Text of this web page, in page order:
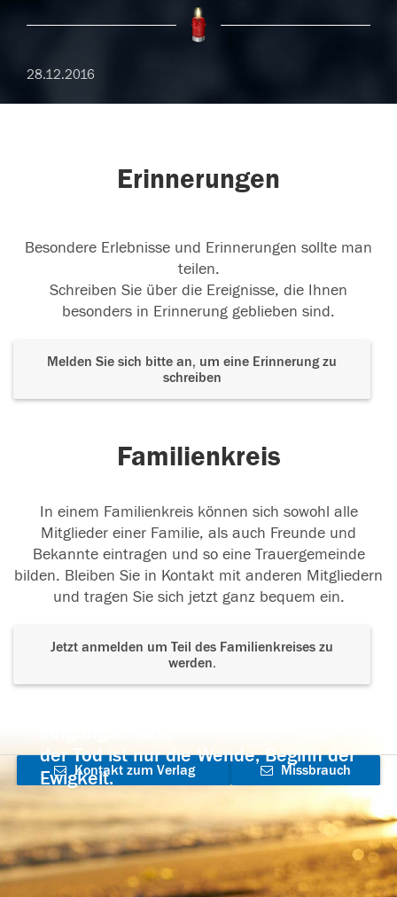
28.12.2016
Erinnerungen
Besondere Erlebnisse und Erinnerungen sollte man
teilen.
Schreiben Sie über die Ereignisse, die Ihnen
besonders in Erinnerung geblieben sind.
Melden Sie sich bitte an, um eine Erinnerung zu
schreiben
Familienkreis
In einem Familienkreis können sich sowohl alle
Mitglieder einer Familie, als auch Freunde und
Bekannte eintragen und so eine Trauergemeinde
bilden. Bleiben Sie in Kontakt mit anderen Mitgliedern
und tragen Sie sich jetzt ganz bequem ein.
Jetzt anmelden um Teil des Familienkreises zu
werden.
der Tod ist nur die Wende, Beginn der
Ewigkeit.
Kontakt zum Verlag
aufnehmen
Missbrauch